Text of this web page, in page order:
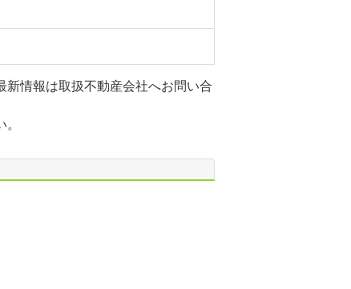
新情報は取扱不動産会社へお問い合